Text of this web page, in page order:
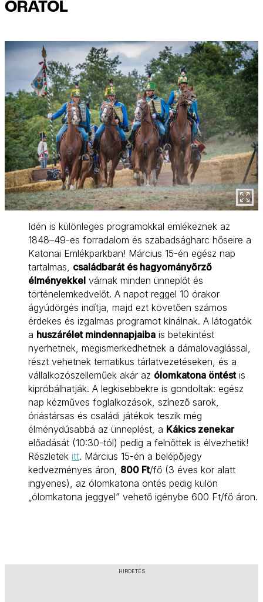
ÓRÁTÓL
Idén is különleges programokkal emlékeznek az
1848–49-es forradalom és szabadságharc hőseire a
Katonai Emlékparkban! Március 15-én egész nap
tartalmas, családbarát és hagyományőrző
élményekkel várnak minden ünneplőt és
történelemkedvelőt. A napot reggel 10 órakor
ágyúdörgés indítja, majd ezt követően számos
érdekes és izgalmas programot kínálnak. A látogatók
a huszárélet mindennapjaiba is betekintést
nyerhetnek, megismerkedhetnek a dámalovaglással,
részt vehetnek tematikus tárlatvezetéseken, és a
vállalkozószelleműek akár az ólomkatona öntéstis
kipróbálhatják. A legkisebbekre is gondoltak: egész
nap kézműves foglalkozások, színező sarok,
óriástársas és családi játékok teszik még
élménydúsabbá az ünneplést, a Kákics zenekar
előadását (10:30-tól) pedig a felnőttek is élvezhetik!
Részletek itt. Március 15-én a belépőjegy
kedvezményes áron, 800 Ft/fő (3 éves kor alatt
ingyenes), az ólomkatona öntés pedig külön
„ólomkatona jeggyel” vehető igénybe 600 Ft/fő áron.
HIRDETÉS